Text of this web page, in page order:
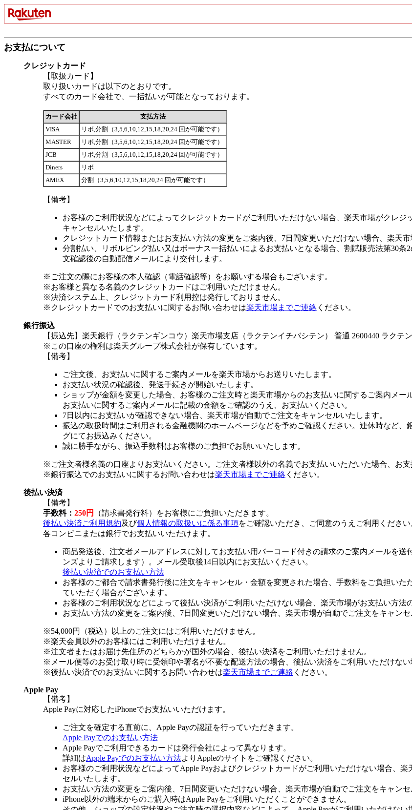
お支払について
クレジットカード
【取扱カード】
取り扱いカードは以下のとおりです。
すべてのカード会社で、一括払いが可能となっております。
カード会社
支払方法
VISA
リボ,分割（3,5,6,10,12,15,18,20,24 回が可能です）
MASTER
リボ,分割（3,5,6,10,12,15,18,20,24 回が可能です）
JCB
リボ,分割（3,5,6,10,12,15,18,20,24 回が可能です）
Diners
リボ
AMEX
分割（3,5,6,10,12,15,18,20,24 回が可能です）
【備考】
お客様のご利用状況などによってクレジットカードがご利用いただけない場合、楽天市場がクレ
キャンセルいたします。
クレジットカード情報またはお支払い方法の変更をご案内後、7日間変更いただけない場合、楽天
分割払い、リボルビング払い又はボーナス一括払いによるお支払いとなる場合、割賦販売法第30条
文確認後の自動配信メールにより交付します。
※ご注文の際にお客様の本人確認（電話確認等）をお願いする場合もございます。
※お客様と異なる名義のクレジットカードはご利用いただけません。
※決済システム上、クレジットカード利用控は発行しておりません。
※クレジットカードでのお支払いに関するお問い合わせは楽天市場までご連絡 ください。
銀行振込
【振込先】楽天銀行（ラクテンギンコウ）楽天市場支店（ラクテンイチバシテン） 普通 2600440 ラクテ
※この口座の権利は楽天グループ株式会社が保有しています。
【備考】
ご注文後、お支払いに関するご案内メールを楽天市場からお送りいたします。
お支払い状況の確認後、発送手続きが開始いたします。
ショップが金額を変更した場合、お客様のご注文時と楽天市場からのお支払いに関するご案内メー
お支払いに関するご案内メールに記載の金額をご確認のうえ、お支払いください。
7日以内にお支払いが確認できない場合、楽天市場が自動でご注文をキャンセルいたします。
振込の取扱時間はご利用される金融機関のホームページなどを予めご確認ください。連休時など
グにてお振込みください。
誠に勝手ながら、振込手数料はお客様のご負担でお願いいたします。
※ご注文者様名義の口座よりお支払いください。ご注文者様以外の名義でお支払いいただいた場合、お支
※銀行振込でのお支払いに関するお問い合わせは楽天市場までご連絡 ください。
後払い決済
【備考】
手数料： 250円
（請求書発行料）をお客様にご負担いただきます。
後払い決済ご利用規約及び個人情報の取扱いに係る事項をご確認いただき、ご同意のうえご利用ください
各コンビニまたは銀行でお支払いいただけます。
商品発送後、注文者メールアドレスに対してお支払い用バーコード付きの請求のご案内メールを
ンズよりご請求します）。メール受取後14日以内にお支払いください。
後払い決済でのお支払い方法
お客様のご都合で請求書発行後に注文をキャンセル・金額を変更された場合、手数料をご負担い
ていただく場合がございます。
お客様のご利用状況などによって後払い決済がご利用いただけない場合、楽天市場がお支払い方法
お支払い方法の変更をご案内後、7日間変更いただけない場合、楽天市場が自動でご注文をキャンセ
※54,000円（税込）以上のご注文にはご利用いただけません。
※楽天会員以外のお客様にはご利用いただけません。
※注文者またはお届け先住所のどちらかが国外の場合、後払い決済をご利用いただけません。
※メール便等のお受け取り時に受領印や署名が不要な配送方法の場合、後払い決済をご利用いただけない
※後払い決済でのお支払いに関するお問い合わせは楽天市場までご連絡 ください。
Apple Pay
【備考】
Apple Payに対応したiPhoneでお支払いいただけます。
ご注文を確定する直前に、Apple Payの認証を行っていただきます。
Apple Payでのお支払い方法
Apple Payでご利用できるカードは発行会社によって異なります。
詳細はApple Payでのお支払い方法よりAppleのサイトをご確認ください。
お客様のご利用状況などによってApple Payおよびクレジットカードがご利用いただけない場合、
セルいたします。
お支払い方法の変更をご案内後、7日間変更いただけない場合、楽天市場が自動でご注文をキャンセ
iPhone以外の端末からのご購入時はApple Payをご利用いただくことができません。